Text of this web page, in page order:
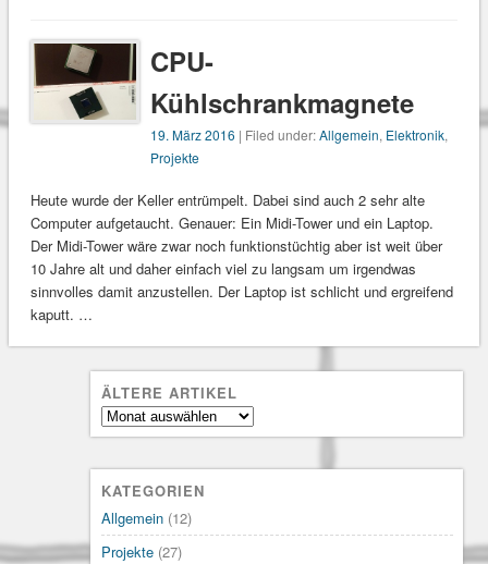
CPU-
Kühlschrankmagnete
19. März 2016 | Filed under:Allgemein, Elektronik,
Projekte
Heute wurde der Keller entrümpelt. Dabei sind auch 2 sehr alte
Computer aufgetaucht. Genauer: Ein Midi-Tower und ein Laptop.
Der Midi-Tower wäre zwar noch funktionstüchtig aber ist weit über
10 Jahre alt und daher einfach viel zu langsam um irgendwas
sinnvolles damit anzustellen. Der Laptop ist schlicht und ergreifend
kaputt. …
ÄLTERE ARTIKEL
Ältere
Artikel
KATEGORIEN
Allgemein(12)
Projekte(27)